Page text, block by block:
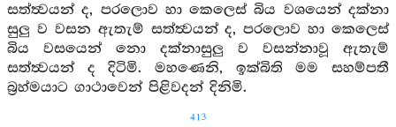
සත්ත්‍වයන් ද, පරලොව හා කෙලෙස් බිය වශයෙන් දක්නා
සුලු ව වසන ඇතැම් සත්ත්‍වයන් ද, පරලොව හා කෙලෙස්
බිය වසයෙන් නො දක්නාසුලු ව වසන්නාවූ ඇතැම්
සත්ත්‍වයන් ද දිටිමි. මහණෙනි, ඉක්බිති මම සහම්පතී
බ්‍රහ්මයාට ගාථාවෙන් පිළිවදන් දිනිමි.
413